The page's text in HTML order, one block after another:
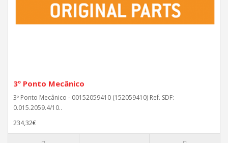
3º Ponto Mecânico
3º Ponto Mecânico - 00152059410 (152059410) Ref. SDF:
0.015.2059.4/10..
234,32€